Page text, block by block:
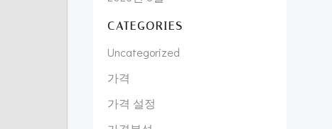
CATEGORIES
Uncategorized
가격
가격 설정